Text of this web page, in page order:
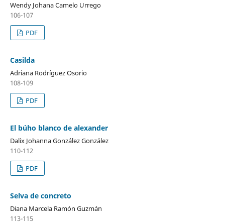
Wendy Johana Camelo Urrego
106-107
PDF
Casilda
Adriana Rodríguez Osorio
108-109
PDF
El búho blanco de alexander
Dalix Johanna González González
110-112
PDF
Selva de concreto
Diana Marcela Ramón Guzmán
113-115